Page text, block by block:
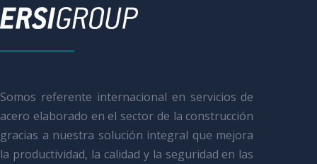
Somos referente internacional en servicios de
acero elaborado en el sector de la construcción
gracias a nuestra solución integral que mejora
la productividad, la calidad y la seguridad en las